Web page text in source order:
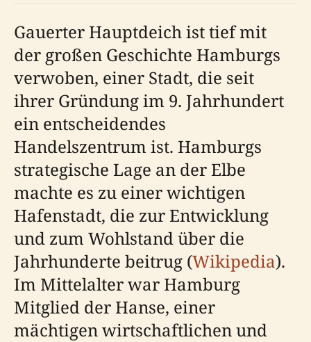
Gauerter Hauptdeich ist tief mit
der großen Geschichte Hamburgs
verwoben, einer Stadt, die seit
ihrer Gründung im 9. Jahrhundert
ein entscheidendes
Handelszentrum ist. Hamburgs
strategische Lage an der Elbe
machte es zu einer wichtigen
Hafenstadt, die zur Entwicklung
und zum Wohlstand über die
Jahrhunderte beitrug (Wikipedia).
Im Mittelalter war Hamburg
Mitglied der Hanse, einer
mächtigen wirtschaftlichen und